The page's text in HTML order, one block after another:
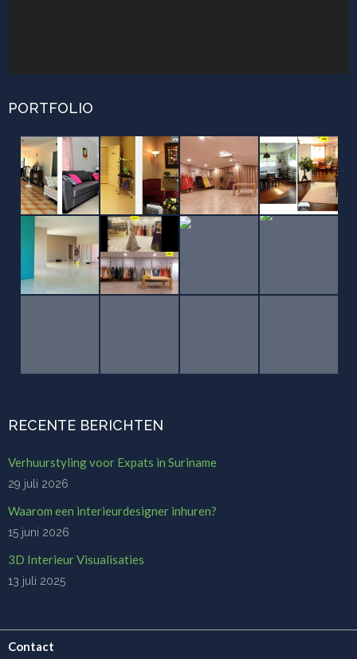
PORTFOLIO
RECENTE BERICHTEN
Verhuurstyling voor Expats in Suriname
29 juli 2026
Waarom een interieurdesigner inhuren?
15 juni 2026
3D Interieur Visualisaties
13 juli 2025
Contact